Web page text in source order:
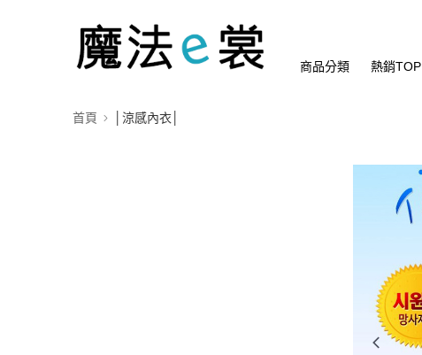
商品分類 熱銷TOP
首頁 │涼感內衣│